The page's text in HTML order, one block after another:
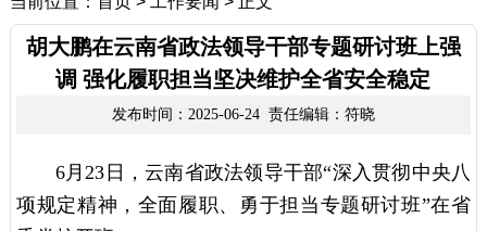
胡大鹏在云南省政法领导干部专题研讨班上强
调 强化履职担当坚决维护全省安全稳定
发布时间：2025-06-24 责任编辑：符晓
6月23日，云南省政法领导干部“深入贯彻中央八
项规定精神，全面履职、勇于担当专题研讨班”在省